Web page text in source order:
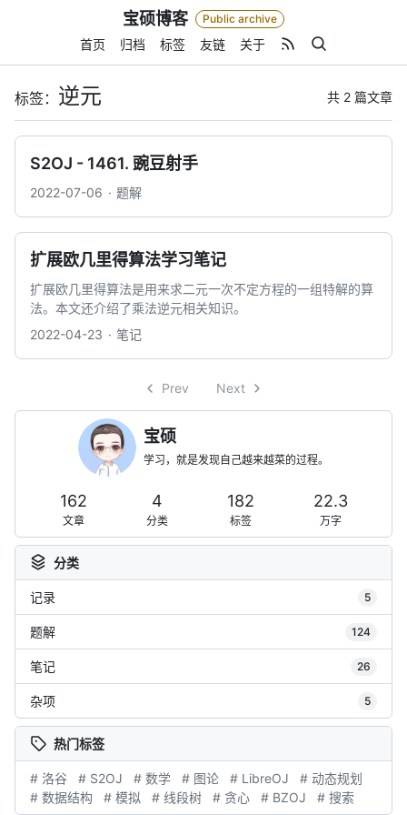
宝硕博客 Public archive
首页 归档 标签 友链 关于
标签： 逆元 共 2 篇文章
S2OJ - 1461. 豌豆射手
2022-07-06 题解
扩展欧几里得算法学习笔记
扩展欧几里得算法是用来求二元一次不定方程的一组特解的算
法。本文还介绍了乘法逆元相关知识。
2022-04-23
笔记
Prev Next
宝硕
学习，就是发现自己越来越菜的过程。
162
文章
4
分类
182
标签
22.3
万字
分类
记录 5
题解 124
笔记 26
杂项 5
热门标签
# 洛谷 # S2OJ # 数学 # 图论 # LibreOJ
# 动态规划
# 数据结构
# 模拟 # 线段树 # 贪心 # BZOJ # 搜索